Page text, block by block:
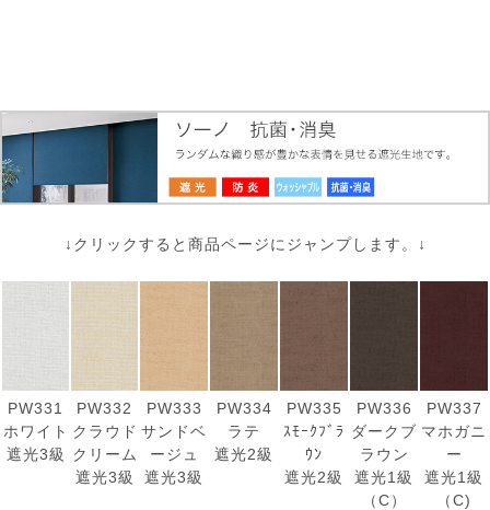
↓クリックすると商品ページにジャンプします。↓
PW331
ホワイト
遮光3級
PW332
クラウド
クリーム
遮光3級
PW333
サンドベ
ージュ
遮光3級
PW334
ラテ
遮光2級
PW335
ｽﾓｰｸﾌﾞﾗ
ｳﾝ
遮光2級
PW336
ダークブ
ラウン
遮光1級
（C）
PW337
マホガニ
ー
遮光1級
（C)